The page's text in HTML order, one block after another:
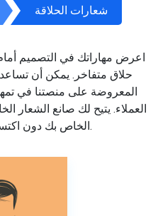
شعارات الحلاقة
اعرض مهاراتك في التصميم
حلاق متفاخر. يمكن أن
المعروضة على منصتنا في
العملاء. يتيح لك صانع الشعار
الخاص بك دون اكتساب مهارات التصميم.